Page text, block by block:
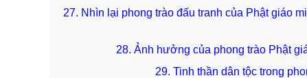
27. Nhìn lại phong trào đấu tranh của Phật giáo
28. Ảnh hưởng của phong trào Phật
29. Tinh thần dân tộc trong